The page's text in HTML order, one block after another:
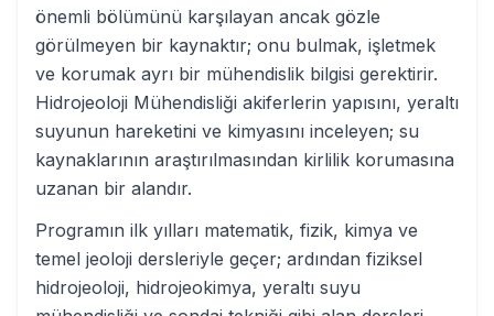
önemli bölümünü karşılayan ancak gözle
görülmeyen bir kaynaktır; onu bulmak, işletmek
ve korumak ayrı bir mühendislik bilgisi gerektirir.
Hidrojeoloji Mühendisliği akiferlerin yapısını, yeraltı
suyunun hareketini ve kimyasını inceleyen; su
kaynaklarının araştırılmasından kirlilik korumasına
uzanan bir alandır.
Programın ilk yılları matematik, fizik, kimya ve
temel jeoloji dersleriyle geçer; ardından fiziksel
hidrojeoloji, hidrojeokimya, yeraltı suyu